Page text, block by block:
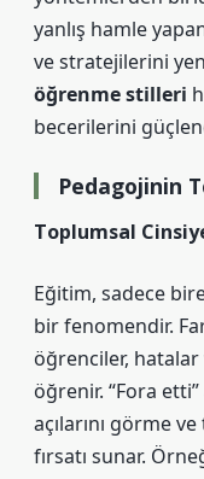
yanlış hamle
ve stratejilerini
öğrenme stilleri
becerilerini
Pedagojinin
Toplumsal
Eğitim, sadece
bir fenomendir.
öğrenciler, hatalar
öğrenir. “Fora
açılarını görme
fırsatı sunar.